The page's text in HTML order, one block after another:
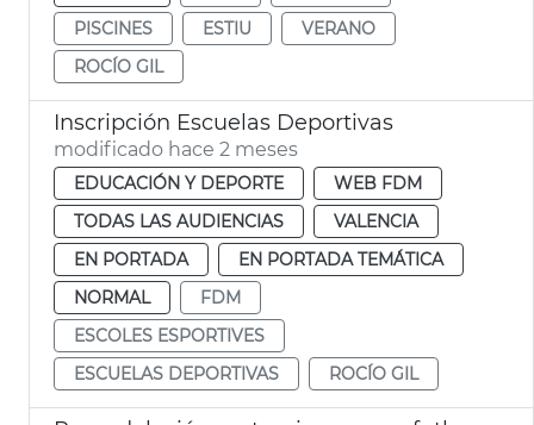
PISCINES
ESTIU
VERANO
ROCÍO GIL
Inscripción Escuelas Deportivas
modificado hace 2 meses
EDUCACIÓN Y DEPORTE
WEB FDM
TODAS LAS AUDIENCIAS
VALENCIA
EN PORTADA
EN PORTADA TEMÁTICA
NORMAL
FDM
ESCOLES ESPORTIVES
ESCUELAS DEPORTIVAS
ROCÍO GIL